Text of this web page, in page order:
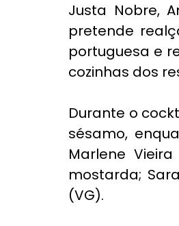
Justa Nobre,
pretende
portuguesa e
cozinhas dos
Durante o
sésamo,
Marlene
mostarda;
(VG).